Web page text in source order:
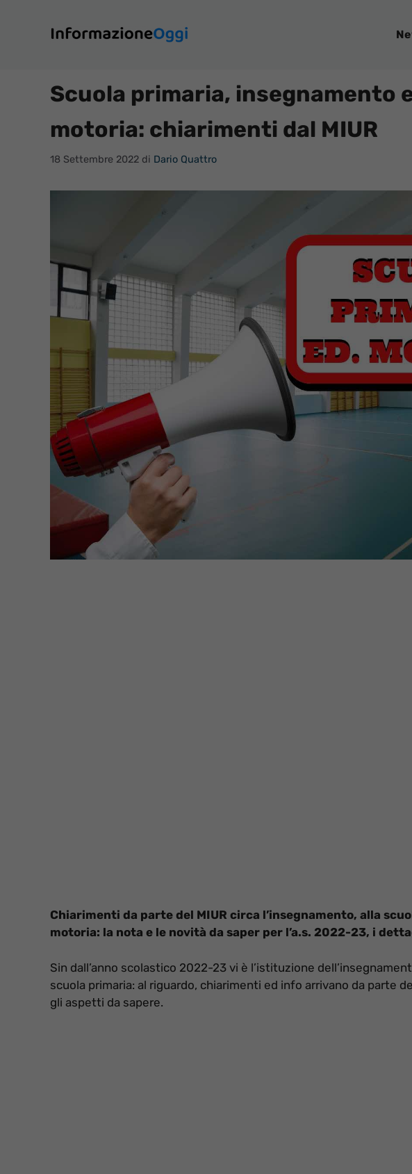
contenuto
Scuola primaria, insegnamento
motoria: chiarimenti dal MIUR
18 Settembre 2022 di Dario Quattro
Chiarimenti da parte del MIUR circa l’insegnamento, alla
motoria: la nota e le novità da saper per l’a.s. 2022-23, i
Sin dall’anno scolastico 2022-23 vi è l’istituzione
scuola primaria: al riguardo, chiarimenti ed info arrivano da parte
gli aspetti da sapere.